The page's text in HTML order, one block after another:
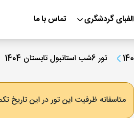
الفبای گردشگری تماس با ما
تور 6شب استانبول تابستان 1404
متاسفانه ظرفیت این تور در این تاریخ